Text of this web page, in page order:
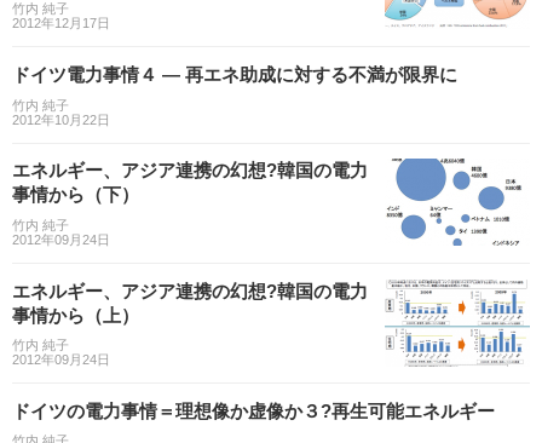
竹内 純子
2012年12月17日
ドイツ電力事情４ — 再エネ助成に対する不満が限界に
竹内 純子
2012年10月22日
エネルギー、アジア連携の幻想?韓国の電力
事情から（下）
竹内 純子
2012年09月24日
エネルギー、アジア連携の幻想?韓国の電力
事情から（上）
竹内 純子
2012年09月24日
ドイツの電力事情＝理想像か虚像か３?再生可能エネルギー